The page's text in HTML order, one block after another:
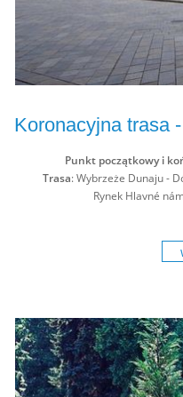
Koronacyjna trasa
Punkt początkowy i
Trasa: Wybrzeże Dunaju -
Rynek Hlavné